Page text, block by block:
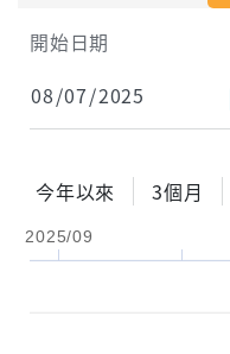
開始日期
今年以來 3個月
2025/09
試算區間
1年
配息金額